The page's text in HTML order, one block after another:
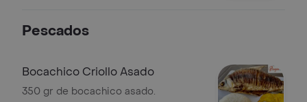
Pescados
Bocachico Criollo Asado
350 gr de bocachico asado.